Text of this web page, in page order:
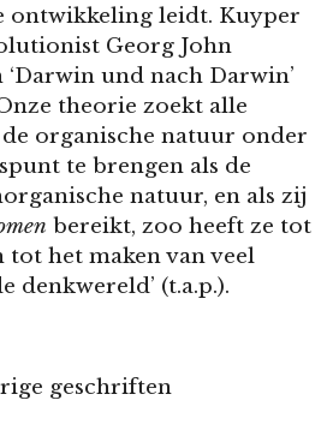
ontwikkeling leidt. Kuyper
Georg John
und nach Darwin’
theorie zoekt alle
organische natuur onder
te brengen als de
natuur, en als zij
bereikt, zoo heeft ze tot
tot het maken van veel
denkwereld’ (t.a.p.).
geschriften